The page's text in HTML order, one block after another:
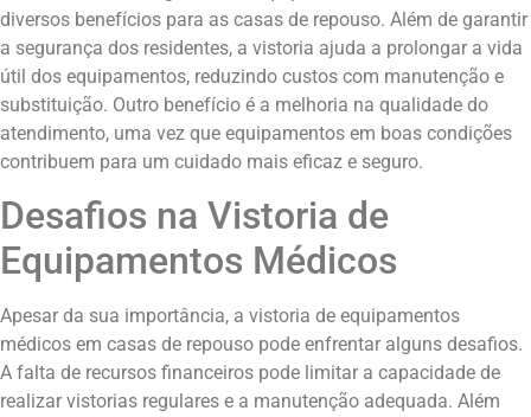
diversos benefícios para as casas de repouso. Além de garantir
a segurança dos residentes, a vistoria ajuda a prolongar a vida
útil dos equipamentos, reduzindo custos com manutenção e
substituição. Outro benefício é a melhoria na qualidade do
atendimento, uma vez que equipamentos em boas condições
contribuem para um cuidado mais eficaz e seguro.
Desafios na Vistoria de
Equipamentos Médicos
Apesar da sua importância, a vistoria de equipamentos
médicos em casas de repouso pode enfrentar alguns desafios.
A falta de recursos financeiros pode limitar a capacidade de
realizar vistorias regulares e a manutenção adequada. Além